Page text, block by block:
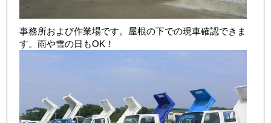
事務所および作業場です。屋根の下での現車確認できま
す。雨や雪の日もOK！